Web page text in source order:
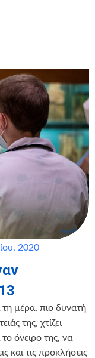
2020
τη μέρα, πιο δυνατή
της, χτίζει
όνειρο της, να
και τις προκλήσεις